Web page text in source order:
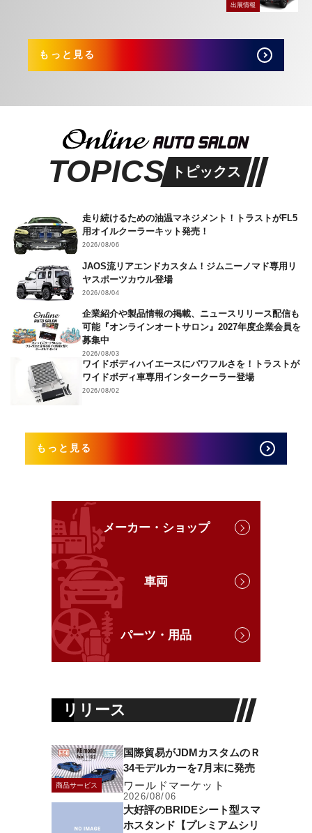
出展情報
もっと見る
TOPICS トピックス
走り続けるための油温マネジメント！トラストがFL5
用オイルクーラーキット発売！
2026/08/06
JAOS流リアエンドカスタム！ジムニーノマド専用リ
ヤスポーツカウル登場
2026/08/04
企業紹介や製品情報の掲載、ニュースリリース配信も
可能『オンラインオートサロン』2027年度企業会員を
募集中
2026/08/03
ワイドボディハイエースにパワフルさを！トラストが
ワイドボディ車専用インタークーラー登場
2026/08/02
もっと見る
メーカー・ショップ
車両
パーツ・用品
リリース
商品サービス
国際貿易がJDMカスタムのＲ
34モデルカーを7月末に発売
ワールドマーケット
2026/08/06
大好評のBRIDEシート型スマ
ホスタンド【プレミアムシリ